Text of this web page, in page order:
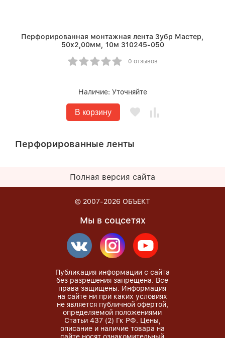
Перфорированная монтажная лента Зубр Мастер,
50х2,00мм, 10м 310245-050
0 отзывов
Наличие: Уточняйте
В корзину
Перфорированные ленты
Полная версия сайта
© 2007-2026 ОБЪЕКТ
Мы в соцсетях
Публикация информации с сайта
без разрешения запрещена. Все
права защищены. Информация
на сайте ни при каких условиях
не является публичной офертой,
определяемой положениями
Статьи 437 (2) Гк РФ. Цены,
описание и наличие товара на